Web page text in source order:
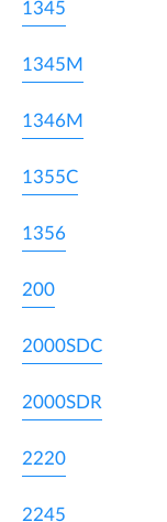
1345
1345M
1346M
1355C
1356
200
2000SDC
2000SDR
2220
2245